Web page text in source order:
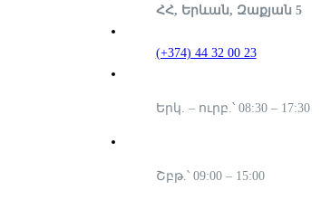
ՀՀ, Երևան, Զաքյան 5
(+374) 44 32 00 23
Երկ. – ուրբ.՝ 08:30 – 17:30
Շբթ.՝ 09:00 – 15:00